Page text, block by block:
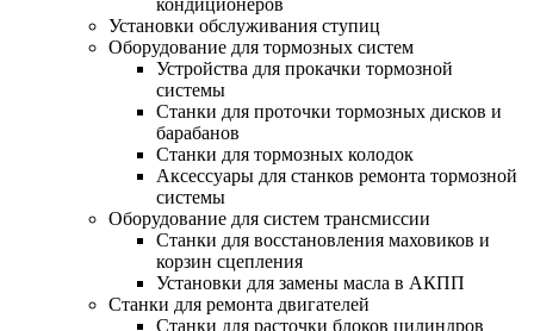
кондиционеров
Установки обслуживания ступиц
Оборудование для тормозных систем
Устройства для прокачки тормозной
системы
Станки для проточки тормозных дисков и
барабанов
Станки для тормозных колодок
Аксессуары для станков ремонта тормозной
системы
Оборудование для систем трансмиссии
Станки для восстановления маховиков и
корзин сцепления
Установки для замены масла в АКПП
Станки для ремонта двигателей
Станки для расточки блоков цилиндров